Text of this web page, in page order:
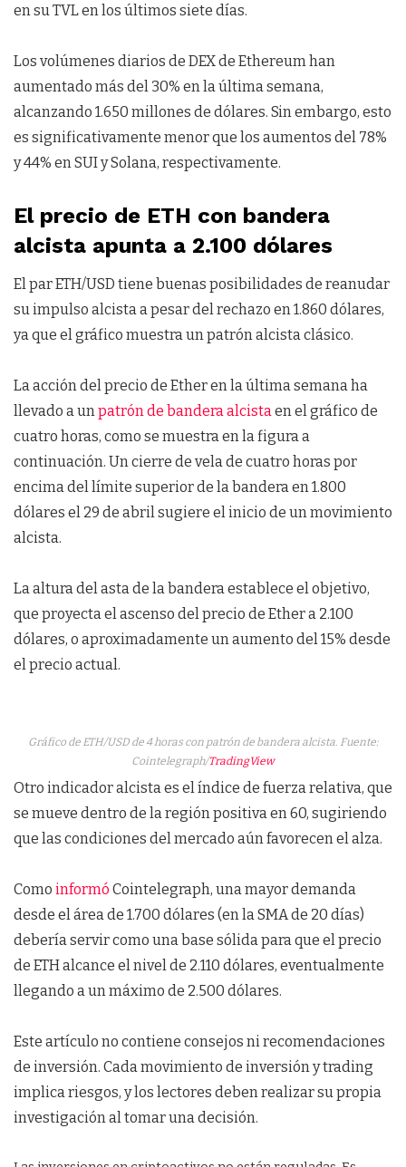
en su TVL en los últimos siete días.
Los volúmenes diarios de DEX de Ethereum han
aumentado más del 30% en la última semana,
alcanzando 1.650 millones de dólares. Sin embargo, esto
es significativamente menor que los aumentos del 78%
y 44% en SUI y Solana, respectivamente.
El precio de ETH con bandera
alcista apunta a 2.100 dólares
El par ETH/USD tiene buenas posibilidades de reanudar
su impulso alcista a pesar del rechazo en 1.860 dólares,
ya que el gráfico muestra un patrón alcista clásico.
La acción del precio de Ether en la última semana ha
llevado a unpatrón de bandera alcistaen el gráfico de
cuatro horas, como se muestra en la figura a
continuación. Un cierre de vela de cuatro horas por
encima del límite superior de la bandera en 1.800
dólares el 29 de abril sugiere el inicio de un movimiento
alcista.
La altura del asta de la bandera establece el objetivo,
que proyecta el ascenso del precio de Ether a 2.100
dólares, o aproximadamente un aumento del 15% desde
el precio actual.
Gráfico de ETH/USD de 4 horas con patrón de bandera alcista. Fuente:
Cointelegraph/TradingView
Otro indicador alcista es el índice de fuerza relativa, que
se mueve dentro de la región positiva en 60, sugiriendo
que las condiciones del mercado aún favorecen el alza.
Como informó Cointelegraph, una mayor demanda
desde el área de 1.700 dólares (en la SMA de 20 días)
debería servir como una base sólida para que el precio
de ETH alcance el nivel de 2.110 dólares, eventualmente
llegando a un máximo de 2.500 dólares.
Este artículo no contiene consejos ni recomendaciones
de inversión. Cada movimiento de inversión y trading
implica riesgos, y los lectores deben realizar su propia
investigación al tomar una decisión.